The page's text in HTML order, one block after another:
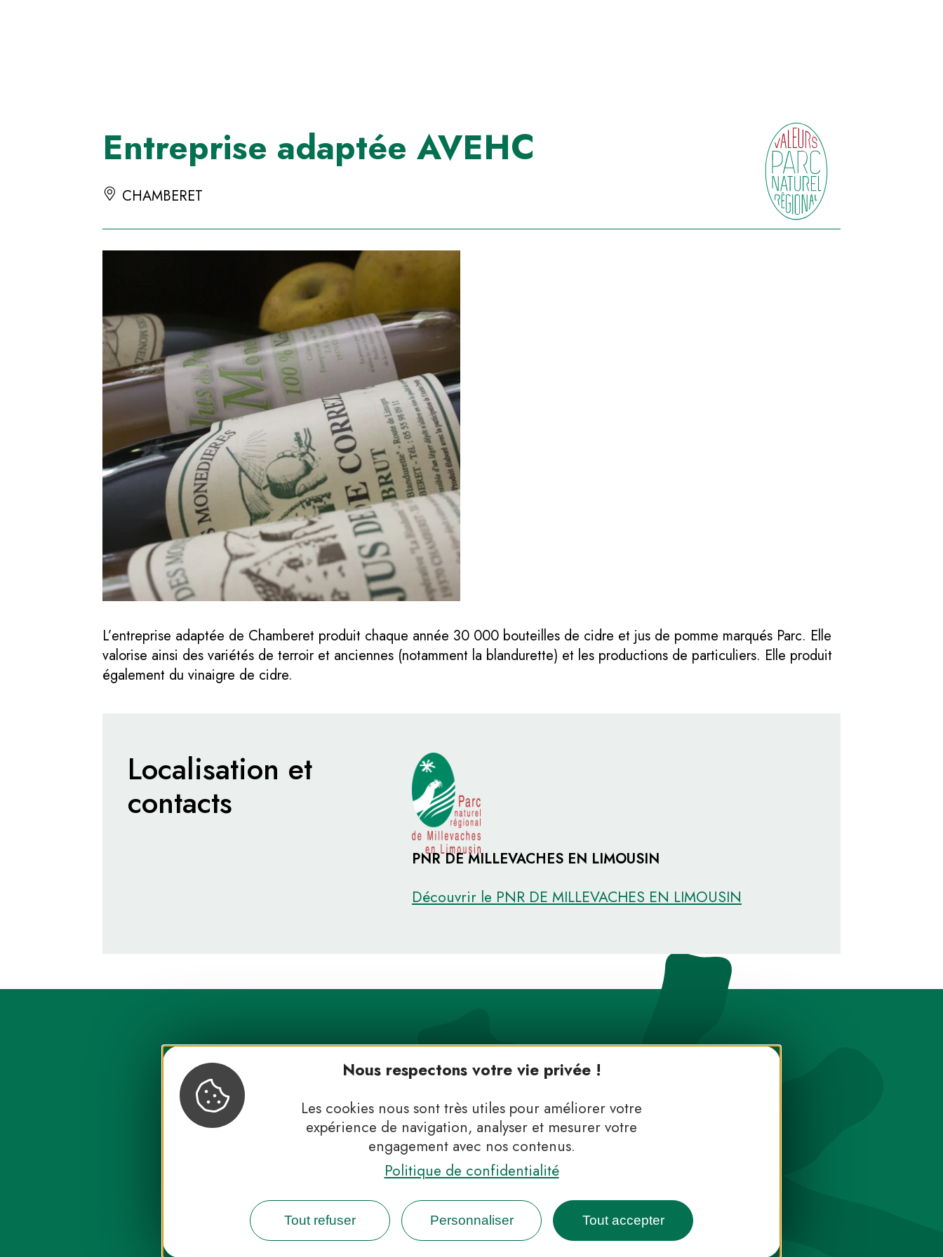
Nous respectons votre vie privée !
Les cookies nous sont très utiles pour améliorer votre
expérience de navigation, analyser et mesurer votre
engagement avec nos contenus.
Politique de confidentialité
Tout refuser Personnaliser Tout accepter
Entreprise adaptée AVEHC
CHAMBERET
L’entreprise adaptée de Chamberet produit chaque année 30 000 bouteilles de cidre et jus de pomme marqués Parc. Elle
valorise ainsi des variétés de terroir et anciennes (notamment la blandurette) et les productions de particuliers. Elle produit
également du vinaigre de cidre.
Localisation et
contacts
PNR DE MILLEVACHES EN LIMOUSIN
Découvrir le PNR DE MILLEVACHES EN LIMOUSIN
Destination Parcs, de l’inspiration en toute saison
INFOS PRESSEFAQ NOUS CONTACTER NEWSLETTER